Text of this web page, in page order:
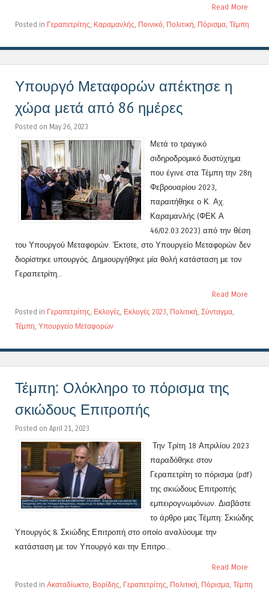
Read More
Posted in Γεραπετρίτης Καραμανλής Ποινικό Πολιτική Πόρισμα Τέμπη
Υπουργό Μεταφορών απέκτησε η
χώρα μετά από 86 ημέρες
Posted on May 26, 2023
Μετά το τραγικό
σιδηροδρομικό δυστύχημα
που έγινε στα Τέμπη την 28η
Φεβρουαρίου 2023,
παραιτήθηκε ο Κ. Αχ.
Καραμανλής (ΦΕΚ Α
46/02.03.2023) από την θέση
του Υπουργού Μεταφορών. Έκτοτε, στο Υπουργείο Μεταφορών δεν
διορίστηκε υπουργός. Δημιουργήθηκε μία θολή κατάσταση με τον
Γεραπετρίτη...
Read More
Posted in Γεραπετρίτης Εκλογές Εκλογές 2023 Πολιτική Σύνταγμα
Τέμπη Υπουργείο Μεταφορών
Τέμπη: Ολόκληρο το πόρισμα της
σκιώδους Επιτροπής
Posted on April 21, 2023
Την Τρίτη 18 Απριλίου 2023
παραδόθηκε στον
Γεραπετρίτη το πόρισμα (pdf)
της σκιώδους Επιτροπής
εμπειρογνωμόνων. Διαβάστε
το άρθρο μας Τέμπη: Σκιώδης
Υπουργός & Σκιώδης Επιτροπή στο οποίο αναλύουμε την
κατάσταση με τον Υπουργό και την Επιτρο...
Read More
Posted in Ακαταδίωκτο, Βορίδης, Γεραπετρίτης, Πολιτική, Πόρισμα, Τέμπη